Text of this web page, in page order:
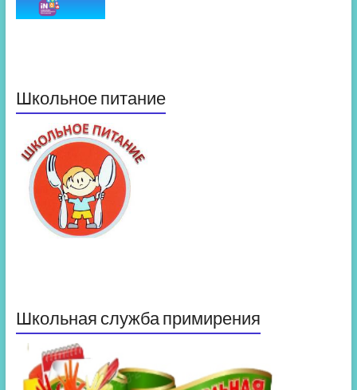
Школьное питание
Школьная служба примирения